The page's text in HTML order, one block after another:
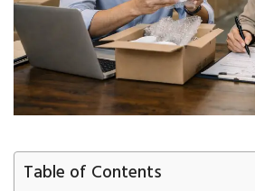
Table of Contents